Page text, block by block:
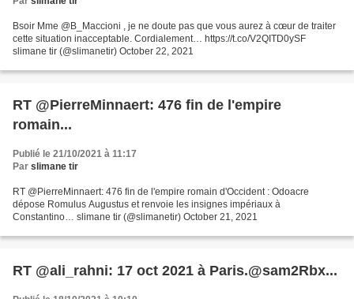
Bsoir Mme @B_Maccioni , je ne doute pas que vous aurez à cœur de traiter
cette situation inacceptable. Cordialement… https://t.co/V2QITD0ySF
slimane tir (@slimanetir) October 22, 2021
RT @PierreMinnaert: 476 fin de l'empire
romain...
Publié le 21/10/2021 à 11:17
Par slimane tir
RT @PierreMinnaert: 476 fin de l'empire romain d'Occident : Odoacre
dépose Romulus Augustus et renvoie les insignes impériaux à
Constantino… slimane tir (@slimanetir) October 21, 2021
RT @ali_rahni: 17 oct 2021 à Paris.@sam2Rbx...